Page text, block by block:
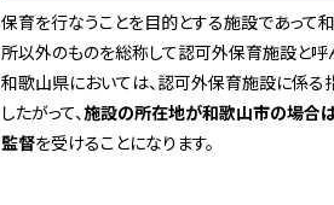
保育を行なうことを目的とする施設であっ
所以外のものを総称して認可外保育施設と呼
和歌山県においては、認可外保育施設に係る
したがって、施設の所在地が和歌山市の場合
監督を受けることになります。